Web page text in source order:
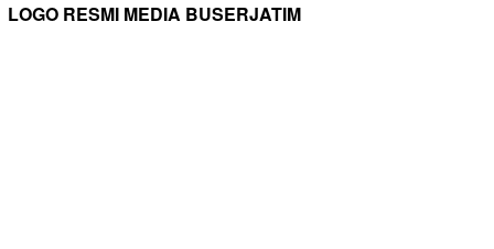
LOGO RESMI MEDIA BUSERJATIM